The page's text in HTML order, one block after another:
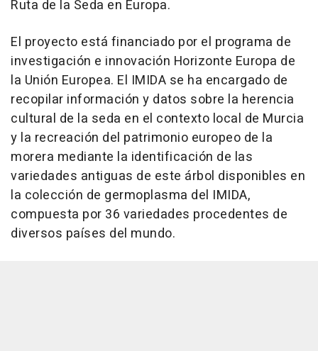
Ruta de la Seda en Europa.
El proyecto está financiado por el programa de
investigación e innovación Horizonte Europa de
la Unión Europea. El IMIDA se ha encargado de
recopilar información y datos sobre la herencia
cultural de la seda en el contexto local de Murcia
y la recreación del patrimonio europeo de la
morera mediante la identificación de las
variedades antiguas de este árbol disponibles en
la colección de germoplasma del IMIDA,
compuesta por 36 variedades procedentes de
diversos países del mundo.